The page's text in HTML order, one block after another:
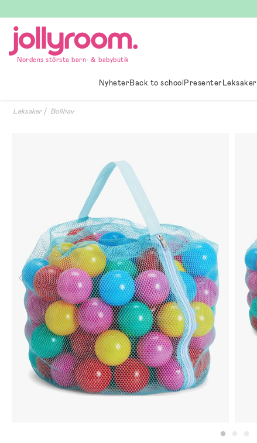
till
innehållet
Nordens största barn- & babybutik
NyheterBack to schoolPresenterLeksaker
Leksaker Bollhav